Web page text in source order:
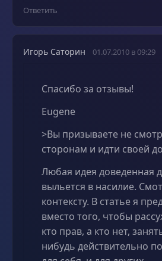
Ответить
Игорь Саторин 01.07.2010 в 09:29
Спасибо за отзывы!
Eugene
>Вы призываете не
сторонам и идти своей
Любая идея доведенная
выльется в насилие.
контексту. В статье я
вместо того, чтобы
кто прав, а кто нет,
нибудь действительно